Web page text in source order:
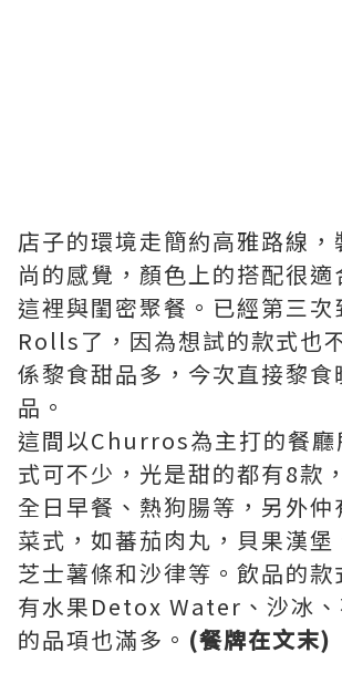
店子的環境走簡約高雅路線，
尚的感覺，顏色上的搭配很適
這裡與閨密聚餐。已經第三
Rolls了，因為想試的款式也
係黎食甜品多，今次直接黎食
品。
這間以Churros為主打的餐廳
式可不少，光是甜的都有8款
全日早餐、熱狗腸等，另外仲
菜式，如蕃茄肉丸，貝果漢堡
芝士薯條和沙律等。飲品的款
有水果Detox Water、沙冰
的品項也滿多。 (餐牌在文末)